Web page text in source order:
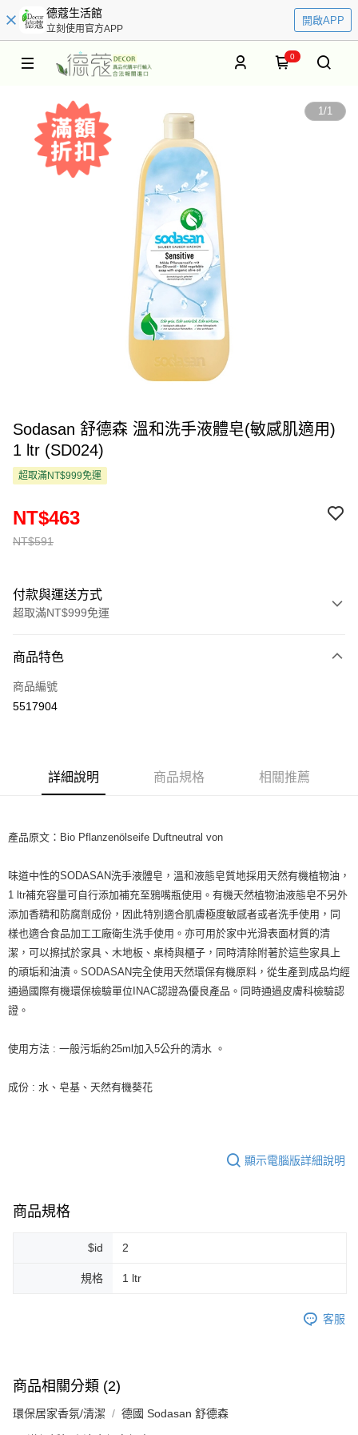
德蔻生活館
立刻使用官方APP
開啟APP
0
1/1
Sodasan 舒德森 溫和洗手液體皂(敏感肌適用)
1 ltr (SD024)
超取滿NT$999免運
NT$591
NT$463
付款與運送方式
超取滿NT$999免運
信用卡一次付款
超商取貨付款
街口支付
Google Pay
ATM付款
運送方式
全家取貨付款
每筆NT$80，滿NT$999(含以上)免運費
全家純取貨 (先付款
每筆NT$80，滿NT$999(含以上)免運費
7-11取貨付款
7-11純取貨 (先付款
每筆NT$250，滿NT$3,000(含以上)免運費
付款後門市自取
商品特色
商品編號
5517904
詳細說明 商品規格 相關推薦
產品原文：Bio Pflanzenölseife Duftneutral von
味道中性的SODASAN洗手液體皂，溫和液態皂質地採用天然有機植物油，
1 ltr補充容量可自行添加補充至鴉嘴瓶使用。有機天然植物油液態皂不另外
添加香精和防腐劑成份，因此特別適合肌膚極度敏感者或者洗手使用，同
樣也適合食品加工工廠衛生洗手使用。亦可用於家中光滑表面材質的清
潔，可以擦拭於家具、木地板、桌椅與櫃子，同時清除附著於這些家具上
的頑垢和油漬。SODASAN完全使用天然環保有機原料，從生產到成品均經
通過國際有機環保檢驗單位INAC認證為優良產品。同時通過皮膚科檢驗認
證。
使用方法 : 一般污垢約25ml加入5公升的清水 。
成份 : 水、皂基、天然有機葵花
顯示電腦版詳細說明
商品規格
$id 2
規格 1 ltr
客服
商品相關分類 (2)
環保居家香氛/清潔 德國 Sodasan 舒德森